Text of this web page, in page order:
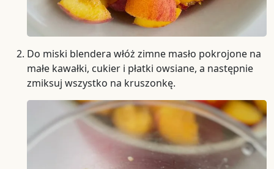
Do miski blendera włóż zimne masło pokrojone na
małe kawałki, cukier i płatki owsiane, a następnie
zmiksuj wszystko na kruszonkę.